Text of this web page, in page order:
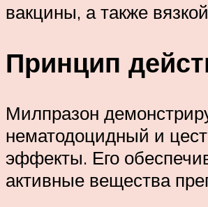
вакцины, а также
Принцип
Милпразон
нематодоцидный и
эффекты. Его
активные вещества